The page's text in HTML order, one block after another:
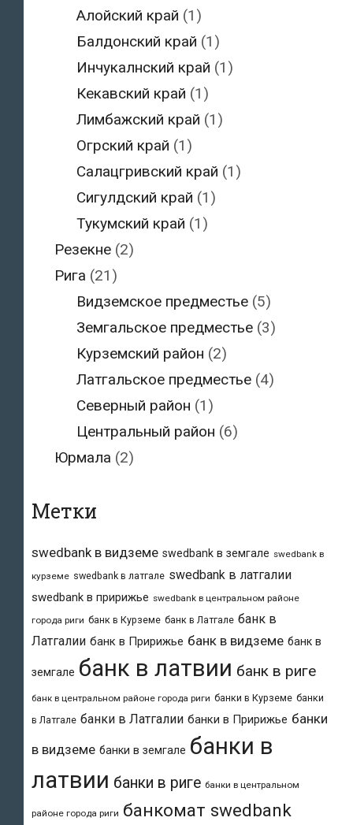
Алойский край (1)
Балдонский край (1)
Инчукалнский край (1)
Кекавский край (1)
Лимбажский край (1)
Огрский край (1)
Салацгривский край (1)
Сигулдский край (1)
Тукумский край (1)
Резекне(2)
Рига (21)
Видземское предместье (5)
Земгальское предместье (3)
Курземский район (2)
Латгальское предместье (4)
Северный район (1)
Центральный район (6)
Юрмала (2)
Метки
swedbank в видземе swedbank в земгале swedbank в
курземе swedbank в латгале swedbank в латгалии
swedbank в пририжье swedbank в центральном районе
города риги банк в Курземе банк в Латгале банк в
Латгалии банк в Пририжье банк в видземе банк в
земгале банк в латвии банк в риге
банк в центральном районе города риги банки в Курземе банки
в Латгале банки в Латгалии банки в Пририжье банки
в видземе банки в земгале банки в
латвии банки в риге банки в центральном
районе города риги банкомат swedbank